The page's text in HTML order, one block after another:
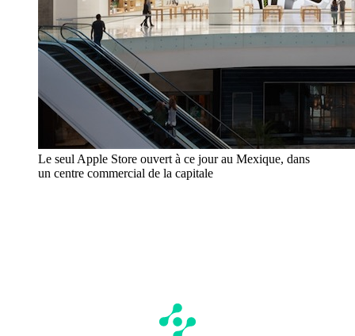
Le seul Apple Store ouvert à ce jour au Mexique, dans
un centre commercial de la capitale